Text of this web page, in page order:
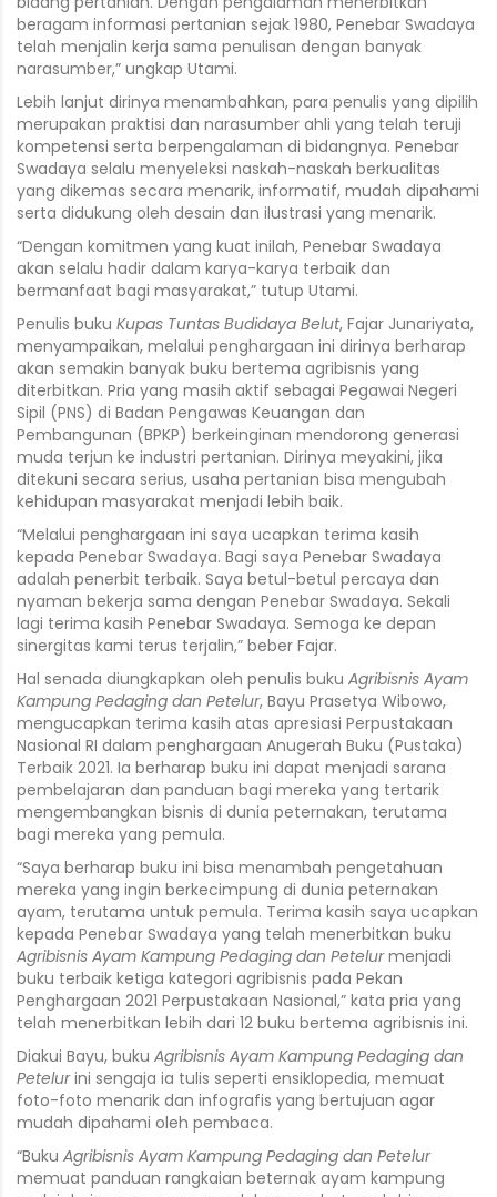
beragam informasi pertanian sejak 1980, Penebar Swadaya
telah menjalin kerja sama penulisan dengan banyak
narasumber,” ungkap Utami.
Lebih lanjut dirinya menambahkan, para penulis yang dipilih
merupakan praktisi dan narasumber ahli yang telah teruji
kompetensi serta berpengalaman di bidangnya. Penebar
Swadaya selalu menyeleksi naskah-naskah berkualitas
yang dikemas secara menarik, informatif, mudah dipahami
serta didukung oleh desain dan ilustrasi yang menarik.
“Dengan komitmen yang kuat inilah, Penebar Swadaya
akan selalu hadir dalam karya-karya terbaik dan
bermanfaat bagi masyarakat,” tutup Utami.
Penulis buku Kupas Tuntas Budidaya Belut, Fajar Junariyata,
menyampaikan, melalui penghargaan ini dirinya berharap
akan semakin banyak buku bertema agribisnis yang
diterbitkan. Pria yang masih aktif sebagai Pegawai Negeri
Sipil (PNS) di Badan Pengawas Keuangan dan
Pembangunan (BPKP) berkeinginan mendorong generasi
muda terjun ke industri pertanian. Dirinya meyakini, jika
ditekuni secara serius, usaha pertanian bisa mengubah
kehidupan masyarakat menjadi lebih baik.
“Melalui penghargaan ini saya ucapkan terima kasih
kepada Penebar Swadaya. Bagi saya Penebar Swadaya
adalah penerbit terbaik. Saya betul-betul percaya dan
nyaman bekerja sama dengan Penebar Swadaya. Sekali
lagi terima kasih Penebar Swadaya. Semoga ke depan
sinergitas kami terus terjalin,” beber Fajar.
Hal senada diungkapkan oleh penulis buku Agribisnis Ayam
Kampung Pedaging dan Petelur, Bayu Prasetya Wibowo,
mengucapkan terima kasih atas apresiasi Perpustakaan
Nasional RI dalam penghargaan Anugerah Buku (Pustaka)
Terbaik 2021. Ia berharap buku ini dapat menjadi sarana
pembelajaran dan panduan bagi mereka yang tertarik
mengembangkan bisnis di dunia peternakan, terutama
bagi mereka yang pemula.
“Saya berharap buku ini bisa menambah pengetahuan
mereka yang ingin berkecimpung di dunia peternakan
ayam, terutama untuk pemula. Terima kasih saya ucapkan
kepada Penebar Swadaya yang telah menerbitkan buku
Agribisnis Ayam Kampung Pedaging dan Petelurmenjadi
buku terbaik ketiga kategori agribisnis pada Pekan
Penghargaan 2021 Perpustakaan Nasional,” kata pria yang
telah menerbitkan lebih dari 12 buku bertema agribisnis ini.
Diakui Bayu, buku Agribisnis Ayam Kampung Pedaging dan
Petelurini sengaja ia tulis seperti ensiklopedia, memuat
foto-foto menarik dan infografis yang bertujuan agar
mudah dipahami oleh pembaca.
“Buku Agribisnis Ayam Kampung Pedaging dan Petelur
memuat panduan rangkaian beternak ayam kampung